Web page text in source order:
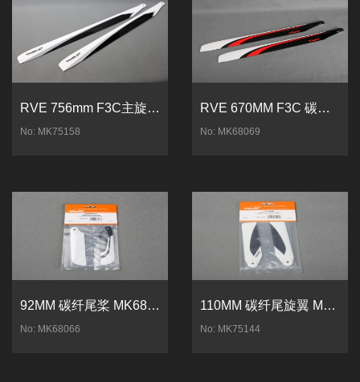
RVE 756mm F3C主旋翼 MK75158
No: MK75158
RVE 670MM F3C 碳纤主旋翼 MK680
No: MK68069
92MM 碳纤尾桨 MK68066
No: MK68066
110MM 碳纤尾旋翼 MK75144
No: MK75144